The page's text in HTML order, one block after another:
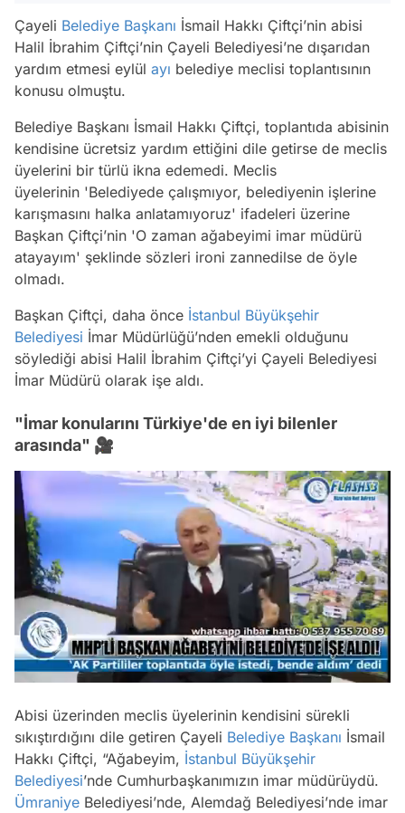
Çayeli Belediye Başkanı İsmail Hakkı Çiftçi’nin abisi
Halil İbrahim Çiftçi’nin Çayeli Belediyesi’ne dışarıdan
yardım etmesi eylül ayı belediye meclisi toplantısının
konusu olmuştu.
Belediye Başkanı İsmail Hakkı Çiftçi, toplantıda abisinin
kendisine ücretsiz yardım ettiğini dile getirse de meclis
üyelerini bir türlü ikna edemedi. Meclis
üyelerinin 'Belediyede çalışmıyor, belediyenin işlerine
karışmasını halka anlatamıyoruz' ifadeleri üzerine
Başkan Çiftçi’nin 'O zaman ağabeyimi imar müdürü
atayayım' şeklinde sözleri ironi zannedilse de öyle
olmadı.
Başkan Çiftçi, daha önce İstanbul Büyükşehir
Belediyesi İmar Müdürlüğü’nden emekli olduğunu
söylediği abisi Halil İbrahim Çiftçi’yi Çayeli Belediyesi
İmar Müdürü olarak işe aldı.
"İmar konularını Türkiye'de en iyi bilenler
arasında" 🎥
/
Abisi üzerinden meclis üyelerinin kendisini sürekli
sıkıştırdığını dile getiren Çayeli Belediye Başkanı İsmail
Hakkı Çiftçi, “Ağabeyim, İstanbul Büyükşehir
Belediyesi’nde Cumhurbaşkanımızın imar müdürüydü.
Ümraniye Belediyesi’nde, Alemdağ Belediyesi’nde imar